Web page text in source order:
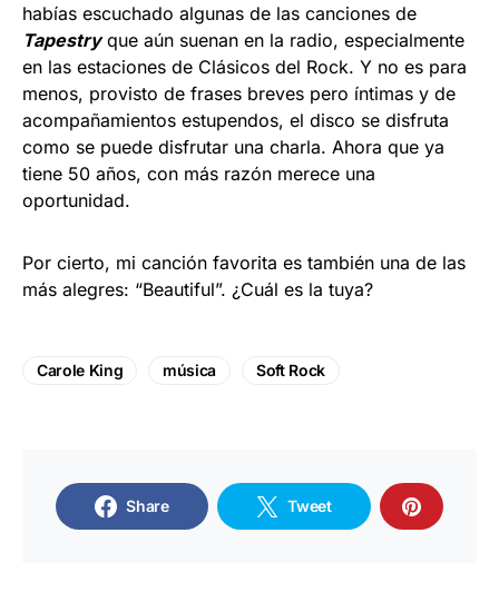
habías escuchado algunas de las canciones de
Tapestryque aún suenan en la radio, especialmente
en las estaciones de Clásicos del Rock. Y no es para
menos, provisto de frases breves pero íntimas y de
acompañamientos estupendos, el disco se disfruta
como se puede disfrutar una charla. Ahora que ya
tiene 50 años, con más razón merece una
oportunidad.
Por cierto, mi canción favorita es también una de las
más alegres: “Beautiful”. ¿Cuál es la tuya?
Carole King música Soft Rock
Share Tweet